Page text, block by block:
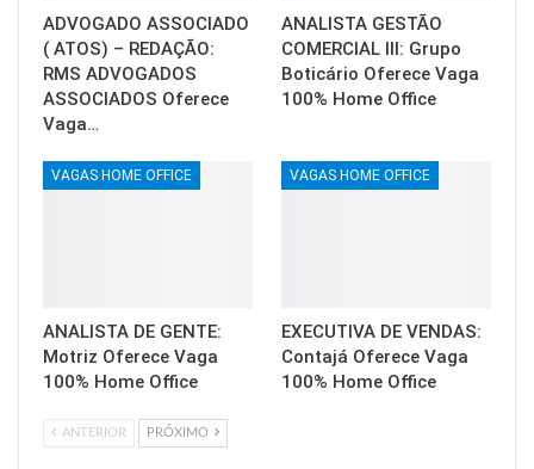
ADVOGADO ASSOCIADO
( ATOS) – REDAÇÃO:
RMS ADVOGADOS
ASSOCIADOS Oferece
Vaga…
ANALISTA GESTÃO
COMERCIAL III: Grupo
Boticário Oferece Vaga
100% Home Office
VAGAS HOME OFFICE
ANALISTA DE GENTE:
Motriz Oferece Vaga
100% Home Office
VAGAS HOME OFFICE
EXECUTIVA DE VENDAS:
Contajá Oferece Vaga
100% Home Office
ANTERIOR PRÓXIMO